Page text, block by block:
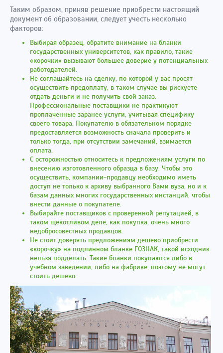
Таким образом, приняв решение приобрести настоящий
документ об образовании, следует учесть несколько
факторов:
Выбирая образец, обратите внимание на бланки
государственных университетов, как правило, такие
«корочки» вызывают большее доверие у потенциальных
работодателей.
Не соглашайтесь на сделку, по которой у вас просят
осуществить предоплату, в таком случае вы рискуете
отдать деньги и не получить свой заказ.
Профессиональные поставщики не практикуют
проплаченные заранее услуги, учитывая специфику
своего товара. Покупателю в обязательном порядке
предоставляется возможность сначала проверить и
только тогда, при отсутствии замечаний, взимается
оплата.
С осторожностью относитесь к предложениям услуги по
внесению изготовленного образца в базу. Чтобы это
осуществить, компании-продавцу необходимо иметь
доступ не только к архиву выбранного Вами вуза, но и к
базам данных многих государственных инстанций, чтобы
внести данные о покупателе.
Выбирайте поставщиков с проверенной репутацией, в
таком щекотливом деле, как покупка, очень много
недобросовестных продавцов.
Не стоит доверять предложениям дешево приобрести
«корочку» на подлинном бланке ГОЗНАК, такой исходник
нельзя подделать. Такие бланки покупаются либо в
учебном заведении, либо на фабрике, поэтому не могут
стоить дешево.